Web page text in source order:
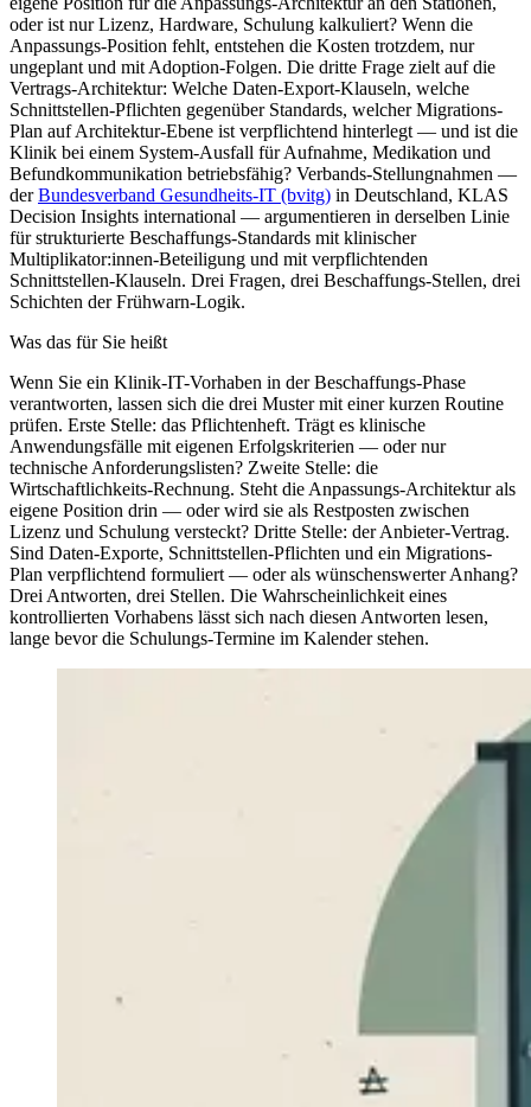
oder ist nur Lizenz, Hardware, Schulung kalkuliert? Wenn die
Anpassungs-Position fehlt, entstehen die Kosten trotzdem, nur
ungeplant und mit Adoption-Folgen. Die dritte Frage zielt auf die
Vertrags-Architektur: Welche Daten-Export-Klauseln, welche
Schnittstellen-Pflichten gegenüber Standards, welcher Migrations-
Plan auf Architektur-Ebene ist verpflichtend hinterlegt — und ist die
Klinik bei einem System-Ausfall für Aufnahme, Medikation und
Befundkommunikation betriebsfähig? Verbands-Stellungnahmen —
derBundesverband Gesundheits-IT (bvitg) in Deutschland, KLAS
Decision Insights international — argumentieren in derselben Linie
für strukturierte Beschaffungs-Standards mit klinischer
Multiplikator:innen-Beteiligung und mit verpflichtenden
Schnittstellen-Klauseln. Drei Fragen, drei Beschaffungs-Stellen, drei
Schichten der Frühwarn-Logik.
Was das für Sie heißt
Wenn Sie ein Klinik-IT-Vorhaben in der Beschaffungs-Phase
verantworten, lassen sich die drei Muster mit einer kurzen Routine
prüfen. Erste Stelle: das Pflichtenheft. Trägt es klinische
Anwendungsfälle mit eigenen Erfolgskriterien — oder nur
technische Anforderungslisten? Zweite Stelle: die
Wirtschaftlichkeits-Rechnung. Steht die Anpassungs-Architektur als
eigene Position drin — oder wird sie als Restposten zwischen
Lizenz und Schulung versteckt? Dritte Stelle: der Anbieter-Vertrag.
Sind Daten-Exporte, Schnittstellen-Pflichten und ein Migrations-
Plan verpflichtend formuliert — oder als wünschenswerter Anhang?
Drei Antworten, drei Stellen. Die Wahrscheinlichkeit eines
kontrollierten Vorhabens lässt sich nach diesen Antworten lesen,
lange bevor die Schulungs-Termine im Kalender stehen.